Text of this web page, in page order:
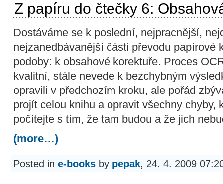
Z papíru do čtečky 6:
Dostáváme se k poslední, nejpracnější,
nejzanedbávanější části převodu papírové
podoby: k obsahové korektuře. Proces
kvalitní, stále nevede k bezchybným
opravili v předchozím kroku, ale pořád
projít celou knihu a opravit všechny chyby,
počítejte s tím, že tam budou a že jich
(more…)
Posted in e-books by pepak, 24. 4. 2009